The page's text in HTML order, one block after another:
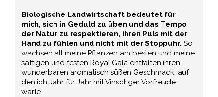
Biologische Landwirtschaft bedeutet für
mich, sich in Geduld zu üben und das Tempo
der Natur zu respektieren, ihren Puls mit der
Hand zu fühlen und nicht mit der Stoppuhr.So
wachsen all meine Pflanzen am besten und meine
saftigen und festen Royal Gala entfalten ihren
wunderbaren aromatisch süßen Geschmack, auf
den ich Jahr für Jahr mit Vinschger Vorfreude
warte.